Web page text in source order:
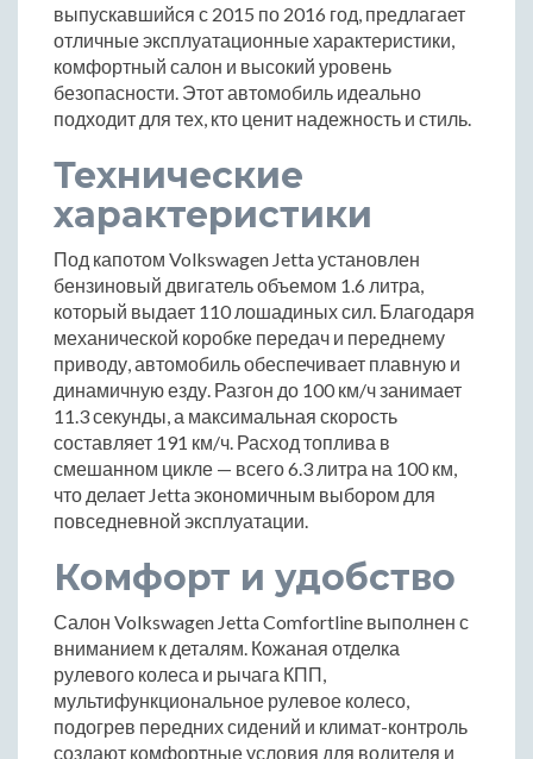
выпускавшийся с 2015 по 2016 год, предлагает
отличные эксплуатационные характеристики,
комфортный салон и высокий уровень
безопасности. Этот автомобиль идеально
подходит для тех, кто ценит надежность и стиль.
Технические
характеристики
Под капотом Volkswagen Jetta установлен
бензиновый двигатель объемом 1.6 литра,
который выдает 110 лошадиных сил. Благодаря
механической коробке передач и переднему
приводу, автомобиль обеспечивает плавную и
динамичную езду. Разгон до 100 км/ч занимает
11.3 секунды, а максимальная скорость
составляет 191 км/ч. Расход топлива в
смешанном цикле — всего 6.3 литра на 100 км,
что делает Jetta экономичным выбором для
повседневной эксплуатации.
Комфорт и удобство
Салон Volkswagen Jetta Comfortline выполнен с
вниманием к деталям. Кожаная отделка
рулевого колеса и рычага КПП,
мультифункциональное рулевое колесо,
подогрев передних сидений и климат-контроль
создают комфортные условия для водителя и